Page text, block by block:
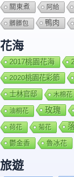
關東煮 阿給
髒髒包 鴨肉
花海
2017桃園花海
2020桃園花彩節
士林官邸 木棉花
油桐花 玫瑰
荷花 菊花
鬱金香 魯冰花
旅遊